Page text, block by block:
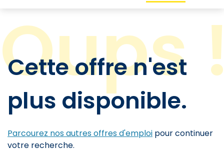
Cette offre n'est
plus disponible.
Parcourez nos autres offres d'emploi pour continuer
votre recherche.